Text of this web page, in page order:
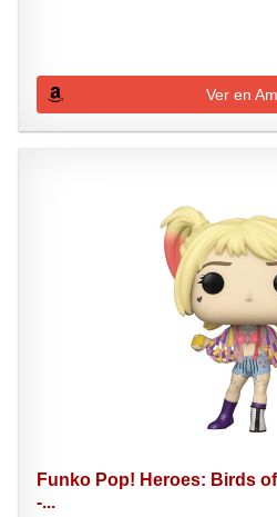
Ver en
Funko Pop! Heroes: Birds
-...